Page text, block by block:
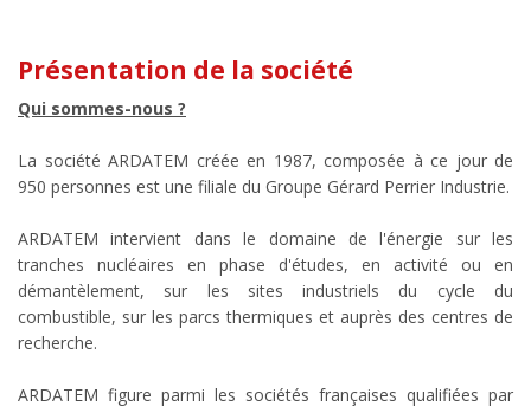
Présentation de la société
Qui sommes-nous ?
La société ARDATEM créée en 1987, composée à ce jour de
950 personnes est une filiale du Groupe Gérard Perrier Industrie.
ARDATEM intervient dans le domaine de l'énergie sur les
tranches nucléaires en phase d'études, en activité ou en
démantèlement, sur les sites industriels du cycle du
combustible, sur les parcs thermiques et auprès des centres de
recherche.
ARDATEM figure parmi les sociétés françaises qualifiées par